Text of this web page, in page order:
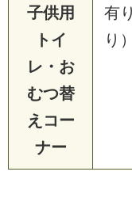
子供用
トイ
レ・お
むつ替
えコー
ナー
有
り）